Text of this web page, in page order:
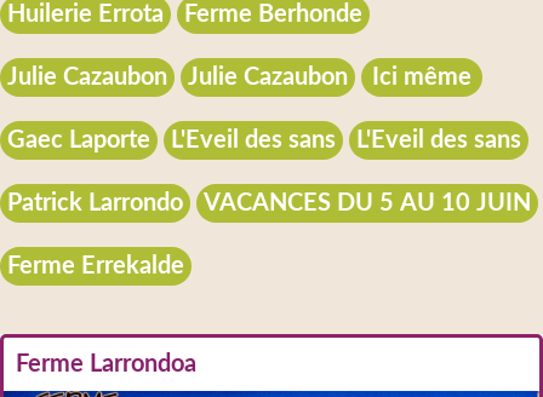
Huilerie Errota Ferme Berhonde
Julie Cazaubon Julie Cazaubon Ici même
Gaec Laporte L'Eveil des sans L'Eveil des sans
Patrick Larrondo VACANCES DU 5 AU 10 JUIN
Ferme Errekalde
Ferme Larrondoa